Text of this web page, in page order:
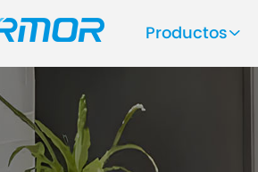
Productos